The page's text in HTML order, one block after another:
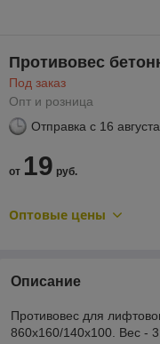
Противовес
Под заказ
Опт и розница
Отправка с 16
от 19 руб.
Оптовые цены
Описание
Противовес для
860х160/140х100. Вес -